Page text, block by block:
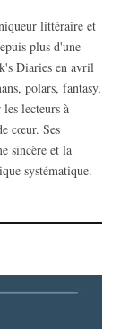
littéraire et
plus d'une
Diaries en avril
polars, fantasy,
les lecteurs à
cœur. Ses
sincère et la
systématique.